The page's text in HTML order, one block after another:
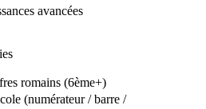
avancées
romains (6ème+)
(numérateur / barre /